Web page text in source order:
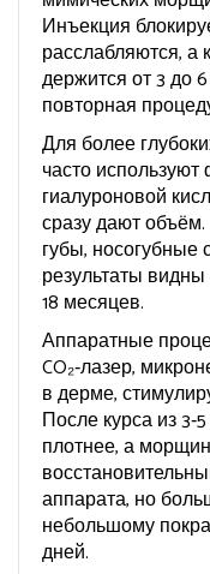
Инъекция
расслабляются,
держится от 3 до
повторная
Для более
часто
гиалуроновой
сразу дают
губы, носогубные
результаты видны
18 месяцев.
Аппаратные
CO₂‑лазер,
в дерме,
После курса из
плотнее, а
аппарата, но
небольшому
дней.